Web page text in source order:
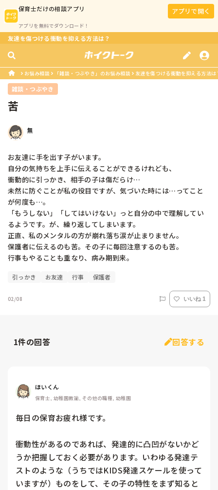
保育士だけの相談アプリ
アプリを無料でダウンロード！
アプリで開く
友達を傷つける衝動を抑える方法は？
お悩み相談 「雑談・つぶやき」のお悩み相談 友達を傷つける衝動を抑える方法は
雑談・つぶやき
苦
無
お友達に手を出す子がいます。
自分の気持ちを上手に伝えることができるけれども、
衝動的に引っかき、相手の子は傷だらけ…
未然に防ぐことが私の役目ですが、気づいた時には…ってこと
が何度も…。
「もうしない」「してはいけない」っと自分の中で理解してい
るようです。が、繰り返してしまいます。
正直、私のメンタルの方が崩れ落ち涙が止まりません。
保護者に伝えるのも苦。その子に毎回注意するのも苦。
行事もやることも重なり、病み期到来。
引っかき お友達 行事 保護者
02/08 いいね 1
1件の回答 回答する
ほいくん
保育士, 幼稚園教諭, その他の職種, 幼稚園
毎日の保育お疲れ様です。
衝動性があるのであれば、発達的に凸凹がないかど
うか把握しておく必要があります。いわゆる発達テ
ストのような（うちではKIDS発達スケールを使って
いますが）ものをして、その子の特性をまず知ると